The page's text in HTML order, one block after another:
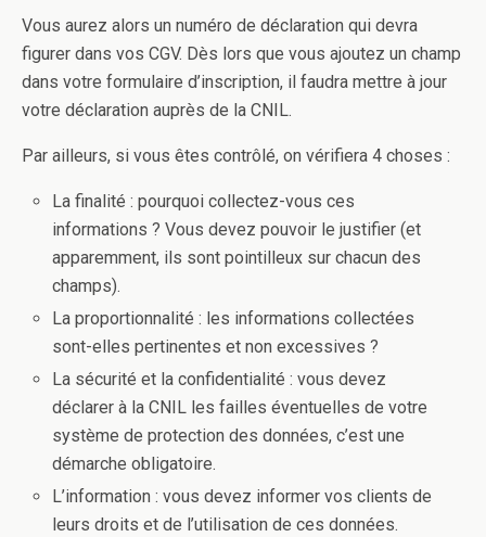
Vous aurez alors un numéro de déclaration qui devra
figurer dans vos CGV. Dès lors que vous ajoutez un champ
dans votre formulaire d’inscription, il faudra mettre à jour
votre déclaration auprès de la CNIL.
Par ailleurs, si vous êtes contrôlé, on vérifiera 4 choses :
La finalité : pourquoi collectez-vous ces
informations ? Vous devez pouvoir le justifier (et
apparemment, ils sont pointilleux sur chacun des
champs).
La proportionnalité : les informations collectées
sont-elles pertinentes et non excessives ?
La sécurité et la confidentialité : vous devez
déclarer à la CNIL les failles éventuelles de votre
système de protection des données, c’est une
démarche obligatoire.
L’information : vous devez informer vos clients de
leurs droits et de l’utilisation de ces données.